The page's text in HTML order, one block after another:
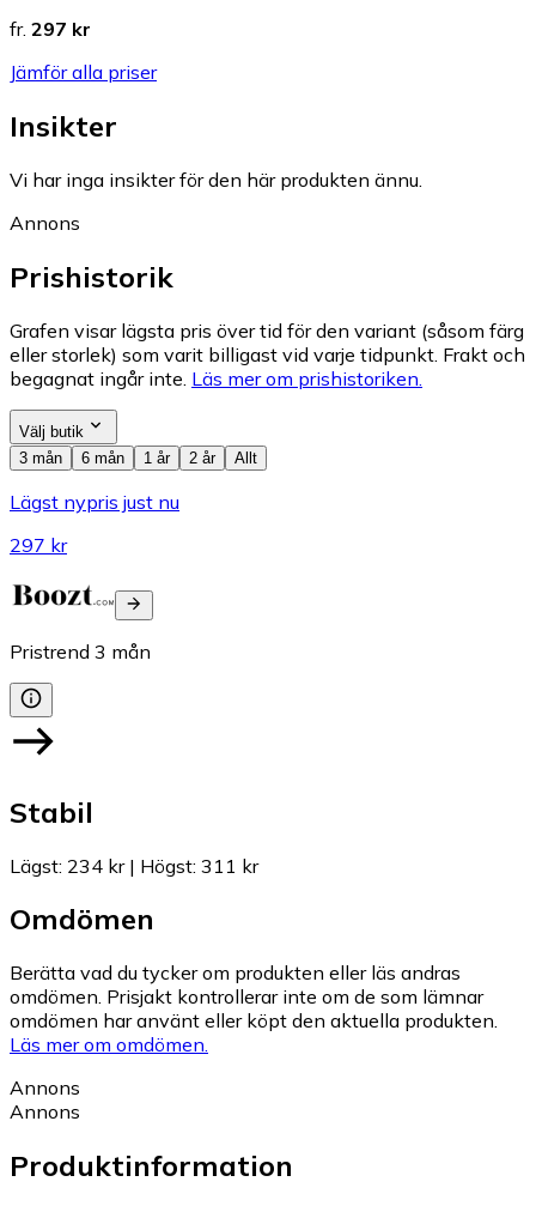
fr. 297 kr
Jämför alla priser
Insikter
Vi har inga insikter för den här produkten ännu.
Annons
Prishistorik
Grafen visar lägsta pris över tid för den variant (såsom färg
eller storlek) som varit billigast vid varje tidpunkt. Frakt och
begagnat ingår inte. Läs mer om prishistoriken.
Välj butik
3 mån
6 mån 1 år 2 år Allt
Lägst nypris just nu
297 kr
Pristrend 3 mån
Stabil
Lägst: 234 kr| Högst: 311 kr
Omdömen
Berätta vad du tycker om produkten eller läs andras
omdömen. Prisjakt kontrollerar inte om de som lämnar
omdömen har använt eller köpt den aktuella produkten.
Läs mer om omdömen.
Annons
Annons
Produktinformation